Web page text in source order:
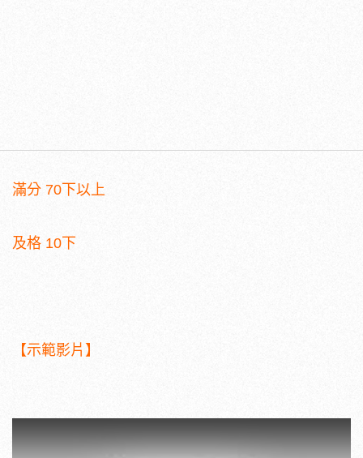
滿分 70下以上
及格 10下
【示範影片】